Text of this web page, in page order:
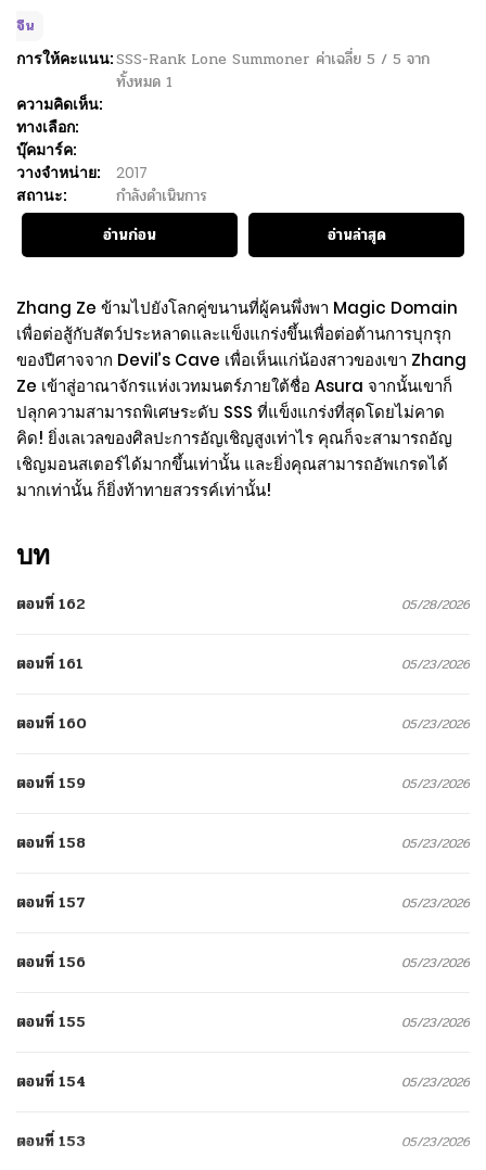
จีน
การให้คะแนน:SSS-Rank Lone Summoner ค่าเฉลี่ย 5 / 5 จาก
ทั้งหมด 1
ความคิดเห็น:
ทางเลือก:
บุ๊คมาร์ค:
วางจำหน่าย:
2017
สถานะ:
กำลังดำเนินการ
อ่านก่อน
อ่านล่าสุด
Zhang Ze ข้ามไปยังโลกคู่ขนานที่ผู้คนพึ่งพา Magic Domain
เพื่อต่อสู้กับสัตว์ประหลาดและแข็งแกร่งขึ้นเพื่อต่อต้านการบุกรุก
ของปีศาจจาก Devil’s Cave เพื่อเห็นแก่น้องสาวของเขา Zhang
Ze เข้าสู่อาณาจักรแห่งเวทมนตร์ภายใต้ชื่อ Asura จากนั้นเขาก็
ปลุกความสามารถพิเศษระดับ SSS ที่แข็งแกร่งที่สุดโดยไม่คาด
คิด! ยิ่งเลเวลของศิลปะการอัญเชิญสูงเท่าไร คุณก็จะสามารถอัญ
เชิญมอนสเตอร์ได้มากขึ้นเท่านั้น และยิ่งคุณสามารถอัพเกรดได้
มากเท่านั้น ก็ยิ่งท้าทายสวรรค์เท่านั้น!
บท
ตอนที่ 162 05/28/2026
ตอนที่ 161 05/23/2026
ตอนที่ 160 05/23/2026
ตอนที่ 159 05/23/2026
ตอนที่ 158 05/23/2026
ตอนที่ 157 05/23/2026
ตอนที่ 156 05/23/2026
ตอนที่ 155 05/23/2026
ตอนที่ 154 05/23/2026
ตอนที่ 153 05/23/2026